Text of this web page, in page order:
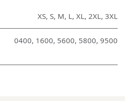
XS, S, M, L, XL, 2XL, 3XL
0400, 1600, 5600, 5800, 9500